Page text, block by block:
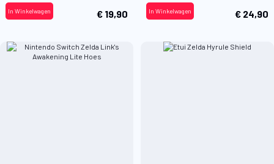
€ 19,90
In Winkelwagen € 24,90
In Winkelwagen